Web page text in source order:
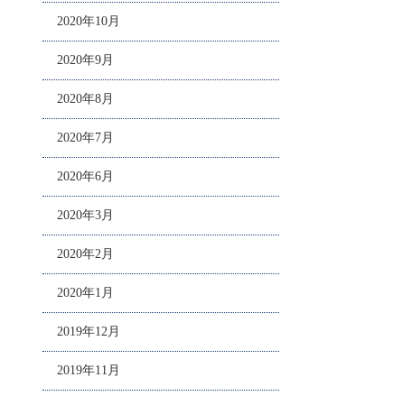
2020年10月
2020年9月
2020年8月
2020年7月
2020年6月
2020年3月
2020年2月
2020年1月
2019年12月
2019年11月